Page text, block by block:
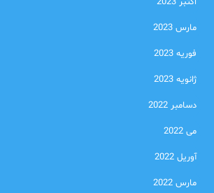
مارس 2023
فوریه 2023
ژانویه 2023
دسامبر 2022
می 2022
آوریل 2022
مارس 2022